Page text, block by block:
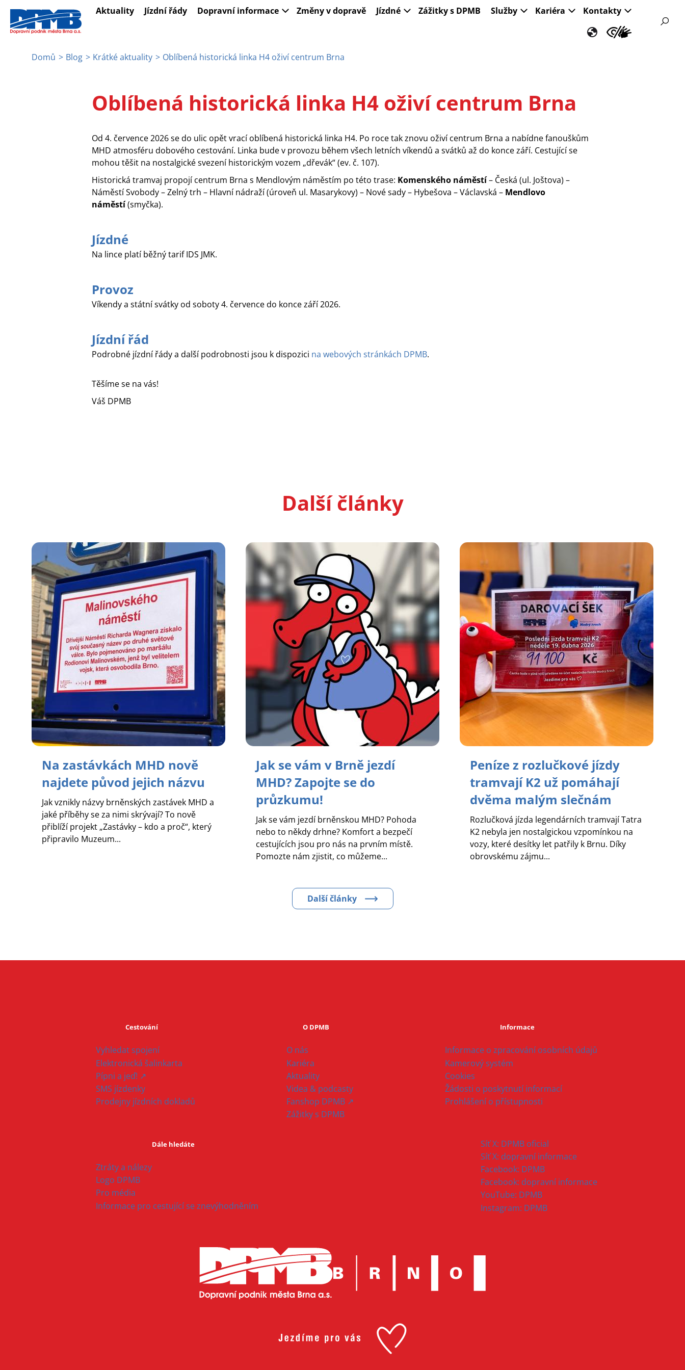
hlavnímu
Aktuality Jízdní řády Dopravní informace Změny v dopravě Jízdné Zážitky s DPMB Služby Kariéra Kontakty
navigace
Domů Blog Krátké aktuality Oblíbená historická linka H4 oživí centrum Brna
Oblíbená historická linka H4 oživí centrum Brna
Od 4. července 2026 se do ulic opět vrací oblíbená historická linka H4. Po roce tak znovu oživí centrum Brna a nabídne fanouškům
MHD atmosféru dobového cestování. Linka bude v provozu během všech letních víkendů a svátků až do konce září. Cestující se
mohou těšit na nostalgické svezení historickým vozem „dřevák“ (ev. č. 107).
Historická tramvaj propojí centrum Brna s Mendlovým náměstím po této trase: Komenského náměstí– Česká (ul. Joštova) –
Náměstí Svobody – Zelný trh – Hlavní nádraží (úroveň ul. Masarykovy) – Nové sady – Hybešova – Václavská – Mendlovo
náměstí(smyčka).
Jízdné
Na lince platí běžný tarif IDS JMK.
Provoz
Víkendy a státní svátky od soboty 4. července do konce září 2026.
Jízdní řád
Podrobné jízdní řády a další podrobnosti jsou k dispozici na webových stránkách DPMB.
Těšíme se na vás!
Váš DPMB
Další články
Na zastávkách MHD nově
najdete původ jejich názvu
Jak vznikly názvy brněnských zastávek MHD a
jaké příběhy se za nimi skrývají? To nově
přiblíží projekt „Zastávky – kdo a proč“, který
připravilo Muzeum...
Jak se vám v Brně jezdí
MHD? Zapojte se do
průzkumu!
Jak se vám jezdí brněnskou MHD? Pohoda
nebo to někdy drhne? Komfort a bezpečí
cestujících jsou pro nás na prvním místě.
Pomozte nám zjistit, co můžeme...
Peníze z rozlučkové jízdy
tramvají K2 už pomáhají
dvěma malým slečnám
Rozlučková jízda legendárních tramvají Tatra
K2 nebyla jen nostalgickou vzpomínkou na
vozy, které desítky let patřily k Brnu. Díky
obrovskému zájmu...
Další články
Cestování
Vyhledat spojení
Elektronická šalinkarta
Pípni a jeď! ↗
SMS jízdenky
Prodejny jízdních dokladů
O DPMB
O nás
Kariéra
Aktuality
Videa & podcasty
Fanshop DPMB ↗
Zážitky s DPMB
Informace
Informace o zpracování osobních údajů
Kamerový systém
Cookies
Žádosti o poskytnutí informací
Prohlášení o přístupnosti
Dále hledáte
Ztráty a nálezy
Logo DPMB
Pro média
Informace pro cestující se znevýhodněním
Síť X: DPMB oficial
Síť X: dopravní informace
Facebook: DPMB
Facebook: dopravní informace
YouTube: DPMB
Instagram: DPMB